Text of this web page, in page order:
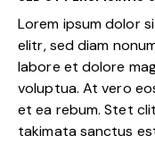
Lorem ipsum dolor
elitr, sed diam
labore et dolore
voluptua. At vero
et ea rebum. Stet
takimata sanctus